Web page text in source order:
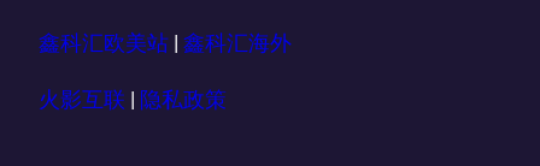
鑫科汇欧美站 | 鑫科汇海外
火影互联 隐私政策